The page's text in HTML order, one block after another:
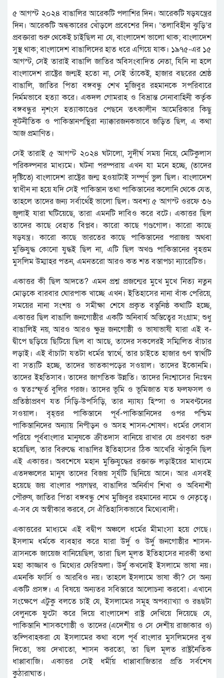
৫ আগস্ট ২০২৪ বাঙালির আরেকটি পলাশির দিন। আরেকটি ষড়যন্ত্রের
দিন। আরেকটি অন্ধকারের খোঁড়লে প্রবেশের দিন। ‘তলাবিহীন ঝুড়ি’র
প্রবক্তারা শুরু থেকেই চাইছিল না যে, বাংলাদেশ ভালো থাক; বাংলাদেশ
সুস্থ থাক; বাংলাদেশ বাঙালিদের হাত ধরে এগিয়ে যাক। ১৯৭৫-এর ১৫
আগস্ট, সেই তারাই বাঙালি জাতির অবিসংবাদিত নেতা, যিনি না হলে
বাংলাদেশ রাষ্ট্রের জন্মই হতো না, সেই তাঁকেই, হাজার বছরের শ্রেষ্ঠ
বাঙালি, জাতির পিতা বঙ্গবন্ধু শেখ মুজিবুর রহমানকে সপরিবারে
নির্মমভাবে হত্যা করে। একদল গোমরাহ ও বিভ্রান্ত সেনাবাহিনী কর্তৃক
বঙ্গবন্ধুর নৃশংস হত্যাকাণ্ডের পেছনে তৎকালীন আমেরিকার কিছু
কূটনীতিক ও পাকিস্তানপন্থিরা ন্যাক্কারজনকভাবে জড়িত ছিল, এ কথা
আজ প্রমাণিত।
সেই তারাই ৫ আগস্ট ২০২৪ ঘটালো, সুদীর্ঘ সময় নিয়ে, মেটিকুলাস
পরিকল্পনার মাধ্যমে। ঘটনা পরম্পরায় এখন যা মনে হচ্ছে, (তাদের
দৃষ্টিতে) বাংলাদেশ রাষ্ট্রের জন্ম হওয়াটাই সম্পূর্ণ ভুল ছিল। বাংলাদেশ
স্বাধীন না হয়ে যদি সেই পাকিস্তান তথা পাকিস্তানের কলোনি থেকে যেত,
তাহলে তাদের জন্য সর্বার্থেই ভালো ছিল। অবশ্য ৫ আগস্ট ওরফে ৩৬
জুলাই যারা ঘটিয়েছে, তারা এমনটি দাবিও করে বটে। একাত্তর ছিল
তাদের কাছে বেহাত বিপ্লব। কারো কাছে গণ্ডগোল। কারো কাছে
ষড়যন্ত্র। কারো কাছে ভারতের কাছে পাকিস্তানের পরাজয় অথবা
মুক্তিযুদ্ধ কোনো যুদ্ধই ছিল না, এটি ছিল অখণ্ড পাকিস্তানের বৃহত্তম
মুসলিম উম্মাহর পতন, এমনতরো আরও কত শত বস্তাপচা ন্যারেটিভ।
একাত্তর কী ছিল আদতে? এমন প্রশ্ন প্রজন্মের মুখে মুখে নিত্য নতুন
মোড়কে বারবার ঘোরপাক খাচ্ছে এখন। ইতিহাসের নানা বাঁক পেরিয়ে,
সময়ের নানা সংশয় ও সমীক্ষা শেষে প্রকৃত বস্তুনিষ্ঠ কথাটি হচ্ছে,
একাত্তর ছিল বাঙালি জনগোষ্ঠীর একটি অনিবার্য অস্তিত্বের সংগ্রাম; শুধু
বাঙালিই নয়, আরও আরও ক্ষুদ্র জনগোষ্ঠী ও ভাষাভাষী যারা এই ব-
দ্বীপে ছড়িয়ে ছিটিয়ে ছিল বা আছে, তাদের সকলেরই সম্মিলিত বাঁচার
লড়াই। এই বাঁচাটা যতটা ধর্মের স্বার্থে, তার চাইতে হাজার গুণ স্বার্থটি
বা সত্যটি হচ্ছে, তাদের ভাতকাপড়ের সওয়াল। তাদের ইকোনমি।
তাদের ইহতিসাব। তাদের জাগতিক উন্নতি। তাদের নিঃশ্বাসের নিঃস্বন
ও স্বতঃস্ফূর্ত বুলির গরজ। তাদের ভূমি ও ভূমিজাত যত ফলফসল ও
প্রতিষ্ঠাপ্রবণ যত সিঁড়ি-উপসিঁড়ি, তার ন্যায্য হিস্সা ও সমবণ্টনের
সওয়াল। বৃহ্ত্তর পাকিস্তানে পূর্ব-পাকিস্তানিদের ওপর পশ্চিম
পাকিস্তানিদের অন্যায় নিপীড়ন ও অসহ শাসন-শোষণ। ধর্মের লেবাস
পরিয়ে পূর্ববাংলার মানুষকে ক্রীতদাস বানিয়ে রাখার যে প্রবণতা শুরু
হয়েছিল, তার বিরুদ্ধে বাঙালির ইতিহাসের ঠিক আখেরি ঝাঁকুনি ছিল
এই একাত্তর। অবশেষে মহান মুক্তিযুদ্ধের রক্তাক্ত লড়াইয়ের মাধ্যমে
এতদঞ্চলের মানুষ তাদের বিজয় সূর্যটি ছিনিয়ে আনে। আর এসবই
হয়েছে জয় বাংলার পয়গম্বর, বাঙালির অনির্বাণ শিখা ও অবিনাশী
পৌরুষ, জাতির পিতা বঙ্গবন্ধু শেখ মুজিবুর রহমানের নামে ও নেতৃত্বে।
এ-সব যে অস্বীকার করবে, সে ঐতিহাসিকভাবে মিথ্যেবাদী।
একাত্তরের মাধ্যমে এই বদ্বীপ অঞ্চলে ধর্মের মীমাংসা হয়ে গেছে।
ইসলাম ধর্মকে ব্যবহার করে যারা উর্দু ও উর্দু জনগোষ্ঠীর শাসন-
ত্রাসনকে জায়েজ বানিয়েছিল, তারা ছিল মূলত ইতিহাসের নারকী তথা
মহা কাজ্জাব ও মিথ্যের ফেরিঅলা। উর্দু কখনোই ইসলামে ভাষা নয়।
এমনকি ফার্সি ও আরবিও নয়। তাহলে ইসলামে ভাষা কী? সে অন্য
একটি প্রসঙ্গ। এ বিষয়ে অন্যতর সবিস্তারে আলোচনা করবো। এখানে
সংক্ষেপে এটুকু বলতে চাই যে, ইসলামের সমূহ অপব্যাখ্যা ও রঙছটা
বেলুনকে ফুটো করে দিয়ে বাংলাদেশ রাষ্ট্র দেখিয়ে দিয়েছে যে,
পাকিস্তানি শাসকগোষ্ঠী ও তাদের (এদেশীয় ও সে দেশীয় রাজাকার ও)
তল্পিবাহকরা যে ইসলামের কথা বলে পূর্ব বাংলার মুসলিমদের বুঝ
দিতো, ভয় দেখাতো, শাসন করতো, তা ছিল মূলত রাষ্ট্রনৈতিক
ধাপ্পাবাজি। একাত্তর সেই ধর্মীয় ধাপ্পাবাজিতার প্রতি সর্বশেষ
কুঠারাঘাত।